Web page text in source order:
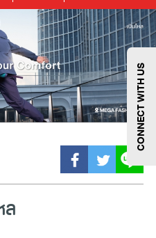
นเตอร์เทนเม้นท์
แฟชั่น
แม่และเด็ก
ไลฟ์สไตล์
กีฬา
ซูเปอร์มาร์เก็ต
สุขภาพและความงาม CONNECT WITH US
ล